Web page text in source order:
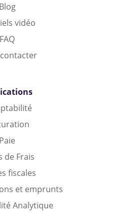
Blog
vidéo
FAQ
Paie
de Frais
fiscales
et emprunts
Analytique